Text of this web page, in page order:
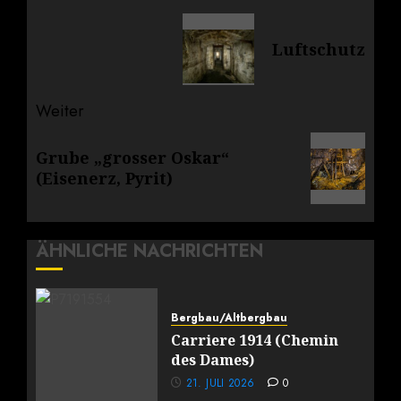
Luftschutz
Weiter
Beitrag:
Grube „grosser Oskar“
(Eisenerz, Pyrit)
ÄHNLICHE NACHRICHTEN
Bergbau/Altbergbau
Carriere 1914 (Chemin
des Dames)
21. JULI 2026 0